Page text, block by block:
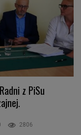
z PiSu
2806